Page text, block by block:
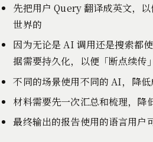
先把用户 Query 翻译成英文，
世界的
因为无论是 AI 调用还是搜索都
据需要持久化，以便「断点续传
不同的场景使用不同的 AI，降低
材料需要先一次汇总和梳理，降
最终输出的报告使用的语言用户